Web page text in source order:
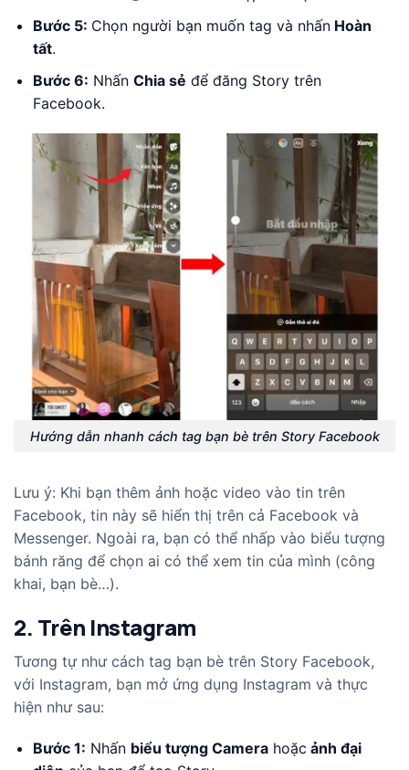
Bước 5: Chọn người bạn muốn tag và nhấnHoàn
tất.
Bước 6: Nhấn Chia sẻ để đăng Story trên
Facebook.
Hướng dẫn nhanh cách tag bạn bè trên Story Facebook
Lưu ý: Khi bạn thêm ảnh hoặc video vào tin trên
Facebook, tin này sẽ hiển thị trên cả Facebook và
Messenger. Ngoài ra, bạn có thể nhấp vào biểu tượng
bánh răng để chọn ai có thể xem tin của mình (công
khai, bạn bè…).
2. Trên Instagram
Tương tự như cách tag bạn bè trên Story Facebook,
với Instagram, bạn mở ứng dụng Instagram và thực
hiện như sau:
Bước 1: Nhấn biểu tượng Camerahoặc ảnh đại